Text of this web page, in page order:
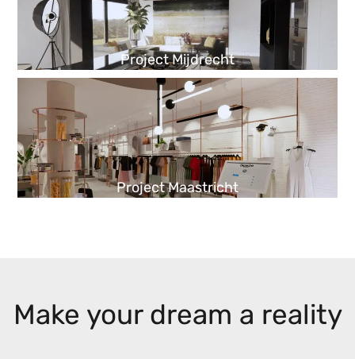
Project Mijdrecht
Project Maastricht
Make your dream a reality